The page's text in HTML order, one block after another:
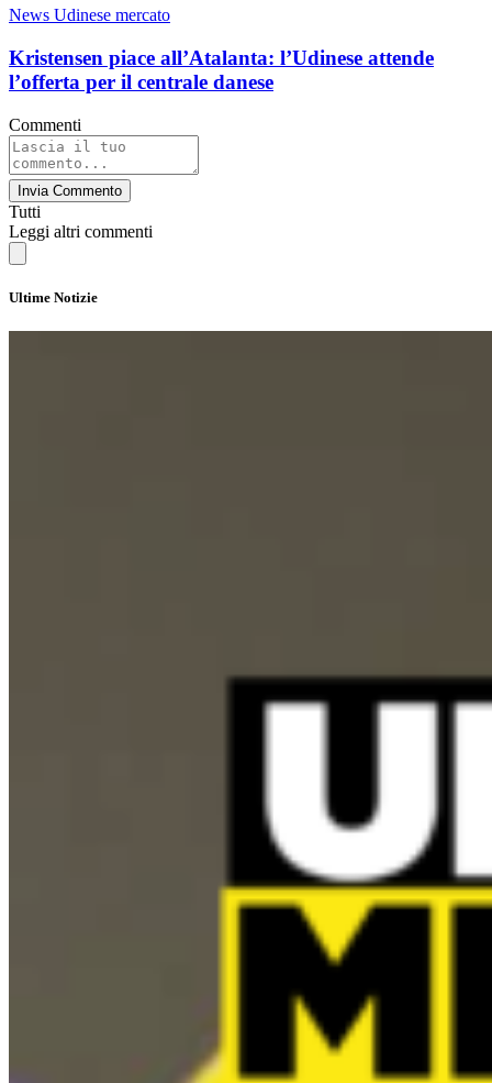
News Udinese mercato
Kristensen piace all’Atalanta: l’Udinese attende
l’offerta per il centrale danese
Commenti
Invia Commento
Tutti
Leggi altri commenti
Ultime Notizie